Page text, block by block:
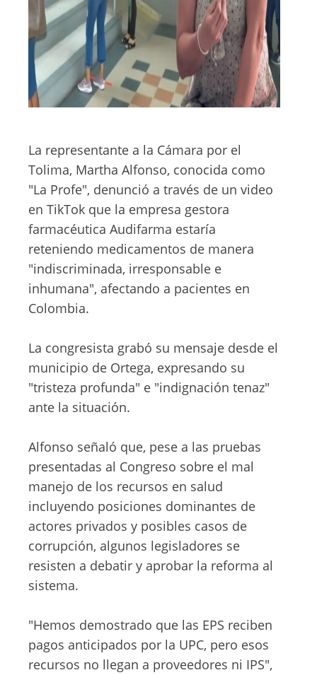
La representante a la Cámara por el
Tolima, Martha Alfonso, conocida como
"La Profe", denunció a través de un video
en TikTok que la empresa gestora
farmacéutica Audifarma estaría
reteniendo medicamentos de manera
"indiscriminada, irresponsable e
inhumana", afectando a pacientes en
Colombia.
La congresista grabó su mensaje desde el
municipio de Ortega, expresando su
"tristeza profunda" e "indignación tenaz"
ante la situación.
Alfonso señaló que, pese a las pruebas
presentadas al Congreso sobre el mal
manejo de los recursos en salud
incluyendo posiciones dominantes de
actores privados y posibles casos de
corrupción, algunos legisladores se
resisten a debatir y aprobar la reforma al
sistema.
"Hemos demostrado que las EPS reciben
pagos anticipados por la UPC, pero esos
recursos no llegan a proveedores ni IPS",